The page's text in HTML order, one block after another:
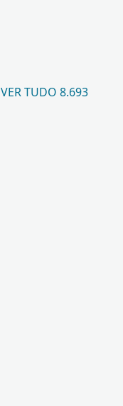
VER TUDO 8.693